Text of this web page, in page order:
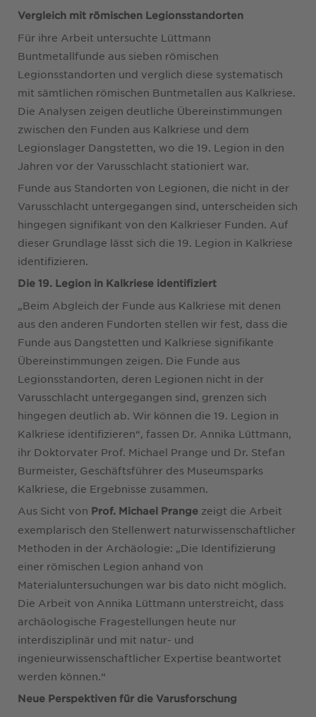
Vergleich mit römischen Legionsstandorten
Für ihre Arbeit untersuchte Lüttmann
Buntmetallfunde aus sieben römischen
Legionsstandorten und verglich diese systematisch
mit sämtlichen römischen Buntmetallen aus Kalkriese.
Die Analysen zeigen deutliche Übereinstimmungen
zwischen den Funden aus Kalkriese und dem
Legionslager Dangstetten, wo die 19. Legion in den
Jahren vor der Varusschlacht stationiert war.
Funde aus Standorten von Legionen, die nicht in der
Varusschlacht untergegangen sind, unterscheiden sich
hingegen signifikant von den Kalkrieser Funden. Auf
dieser Grundlage lässt sich die 19. Legion in Kalkriese
identifizieren.
Die 19. Legion in Kalkriese identifiziert
„Beim Abgleich der Funde aus Kalkriese mit denen
aus den anderen Fundorten stellen wir fest, dass die
Funde aus Dangstetten und Kalkriese signifikante
Übereinstimmungen zeigen. Die Funde aus
Legionsstandorten, deren Legionen nicht in der
Varusschlacht untergegangen sind, grenzen sich
hingegen deutlich ab. Wir können die 19. Legion in
Kalkriese identifizieren“, fassen Dr. Annika Lüttmann,
ihr Doktorvater Prof. Michael Prange und Dr. Stefan
Burmeister, Geschäftsführer des Museumsparks
Kalkriese, die Ergebnisse zusammen.
Aus Sicht von Prof. Michael Prange zeigt die Arbeit
exemplarisch den Stellenwert naturwissenschaftlicher
Methoden in der Archäologie: „Die Identifizierung
einer römischen Legion anhand von
Materialuntersuchungen war bis dato nicht möglich.
Die Arbeit von Annika Lüttmann unterstreicht, dass
archäologische Fragestellungen heute nur
interdisziplinär und mit natur- und
ingenieurwissenschaftlicher Expertise beantwortet
werden können.“
Neue Perspektiven für die Varusforschung